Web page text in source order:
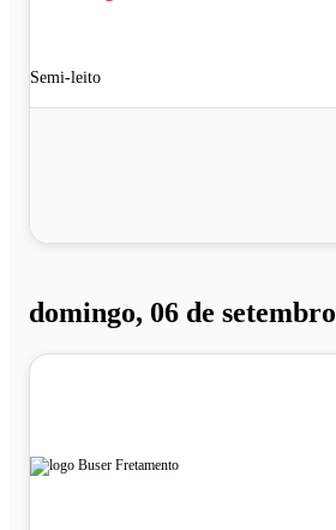
Semi-leito
domingo, 06 de setembro